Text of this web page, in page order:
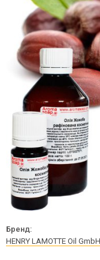
Бренд:
HENRY LAMOTTE Oil